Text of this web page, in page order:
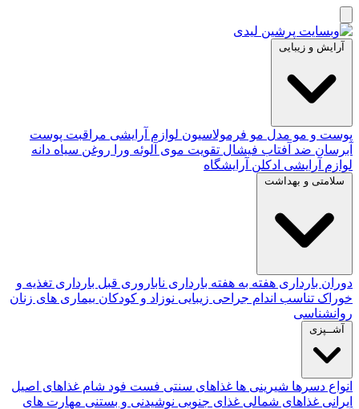
آرایش و زیبایی
پوست و مو مدل مو فرمولاسیون لوازم آرایشی مراقبت پوست
آبرسان ضد آفتاب فیشال تقویت موی آلوئه‌ ورا روغن سیاه دانه
لوازم آرایشی ادکلن آرایشگاه
سلامتی و بهداشت
دوران بارداری هفته به هفته بارداری ناباروری قبل بارداری تغذیه و
خوراک تناسب اندام جراحی زیبایی نوزاد و کودکان بیماری های زنان
روانشناسی
آشــپزی
انواع دسرها شیرینی ها غذاهای سنتی فست فود شام غذاهای اصیل
ایرانی غذاهای شمالی غذای جنوبی نوشیدنی و بستنی مهارت های